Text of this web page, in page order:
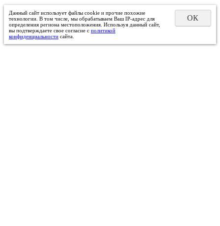
Данный сайт использует файлы cookie и прочие похожие
технологии. В том числе, мы обрабатываем Ваш IP-адрес для
определения региона местоположения. Используя данный сайт,
вы подтверждаете свое согласие с политикой
конфиденциальности сайта.
ОК